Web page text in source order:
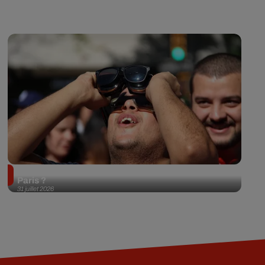
31 juillet 2026
Paris ?